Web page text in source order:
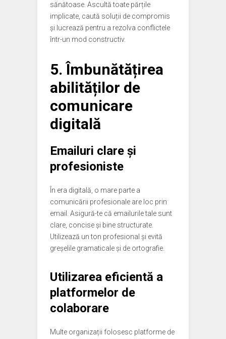
sănătoase. Ascultă toate părțile
implicate, caută soluții de compromis
și lucrează pentru a rezolva conflictele
într-un mod constructiv.
5. Îmbunătățirea
abilităților de
comunicare
digitală
Emailuri clare și
profesioniste
În era digitală, o mare parte a
comunicării profesionale are loc prin
email. Asigură-te că emailurile tale sunt
clare, concise și bine structurate.
Utilizează un ton profesional și evită
greșelile gramaticale și de ortografie.
Utilizarea eficientă a
platformelor de
colaborare
Multe organizații folosesc platforme de